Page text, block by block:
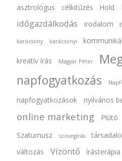
asztrológus célkitűzés Hold
időgazdálkodás
irodalom
karácsony karácsonyi
kreatív írás Magyar Péter
napfogyatkozás
napfogyatkozások nyilvános
online marketing Plútó
Szaturnusz szövegírás
változás
Vízöntő írásterápia